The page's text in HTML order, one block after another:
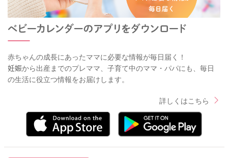
赤ちゃんの成長にあったママに必要な情報が毎日届く！
妊娠から出産までのプレママ、子育て中のママ・パパにも、毎日
の生活に役立つ情報をお届けします。
詳しくはこちら